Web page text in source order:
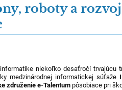
roboty a
niekoľko desaťročí trvajúcu
medzinárodnej informatickej súťaže
združenie e-Talentum pôsobiace pri